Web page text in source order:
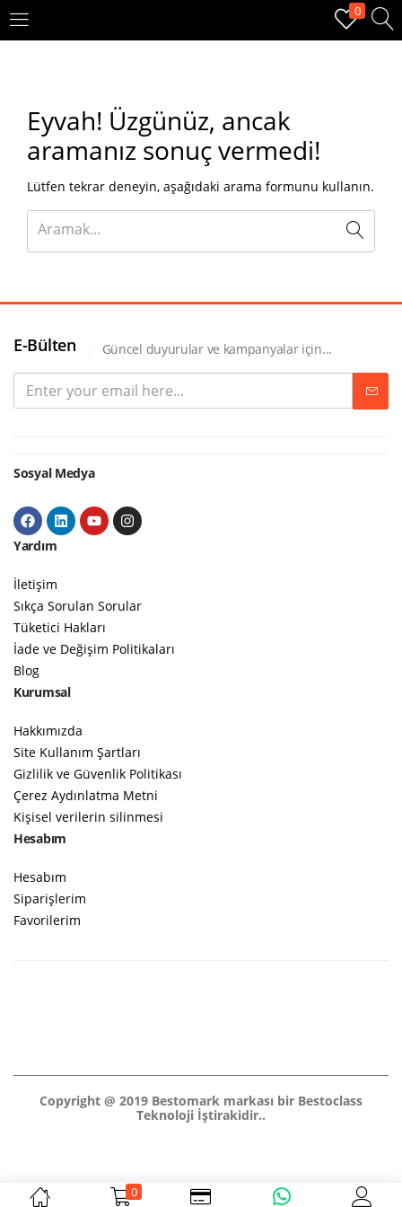
0
KAYIT OL
Giriş yapmak için kullanıcı adınızı ve şifrenizi girin.
Oturum Aç
Şifremi unuttum?
Veya ile giriş yapın
0
Eyvah! Üzgünüz, ancak
aramanız sonuç vermedi!
Lütfen tekrar deneyin, aşağıdaki arama formunu kullanın.
E-Bülten Güncel duyurular ve kampanyalar için...
Sosyal Medya
Yardım
İletişim
Sıkça Sorulan Sorular
Tüketici Hakları
İade ve Değişim Politikaları
Blog
Kurumsal
Hakkımızda
Site Kullanım Şartları
Gizlilik ve Güvenlik Politikası
Çerez Aydınlatma Metni
Kişisel verilerin silinmesi
Hesabım
Hesabım
Siparişlerim
Favorilerim
Copyright @ 2019 Bestomark markası bir Bestoclass
Teknoloji İştirakidir..